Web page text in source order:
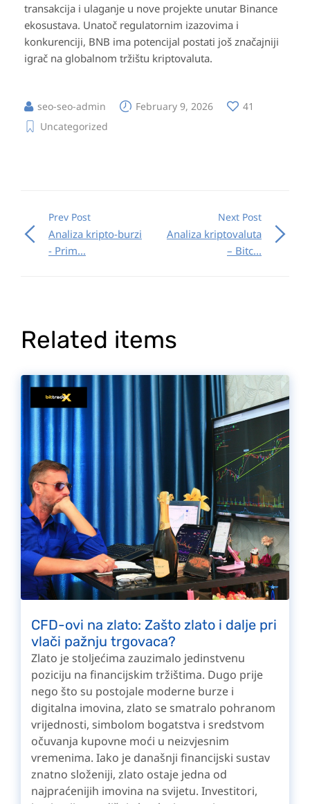
transakcija i ulaganje u nove projekte unutar Binance
ekosustava. Unatoč regulatornim izazovima i
konkurenciji, BNB ima potencijal postati još značajniji
igrač na globalnom tržištu kriptovaluta.
seo-seo-admin February 9, 2026
41
Uncategorized
Prev Post
Analiza kripto-burzi
- Prim...
Next Post
Analiza kriptovaluta
– Bitc...
Related items
CFD-ovi na zlato: Zašto zlato i dalje pri
vlači pažnju trgovaca?
Zlato je stoljećima zauzimalo jedinstvenu
poziciju na financijskim tržištima. Dugo prije
nego što su postojale moderne burze i
digitalna imovina, zlato se smatralo pohranom
vrijednosti, simbolom bogatstva i sredstvom
očuvanja kupovne moći u neizvjesnim
vremenima. Iako je današnji financijski sustav
znatno složeniji, zlato ostaje jedna od
najpraćenijih imovina na svijetu. Investitori,